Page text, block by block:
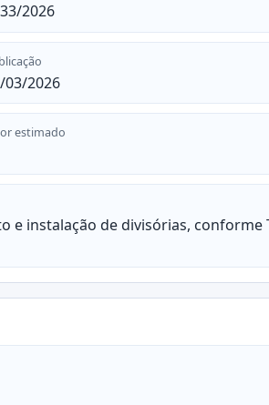
2026
03/2026
estimado
instalação de divisórias,